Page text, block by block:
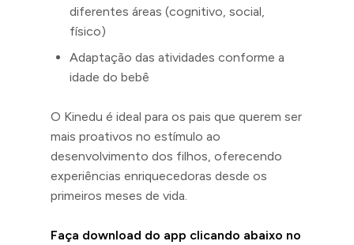
diferentes áreas (cognitivo, social,
físico)
Adaptação das atividades conforme a
idade do bebê
O Kinedu é ideal para os pais que querem ser
mais proativos no estímulo ao
desenvolvimento dos filhos, oferecendo
experiências enriquecedoras desde os
primeiros meses de vida.
Faça download do app clicando abaixo no